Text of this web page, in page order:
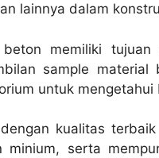
lainnya dalam
beton memiliki
sample
untuk
kualitas
minium, serta